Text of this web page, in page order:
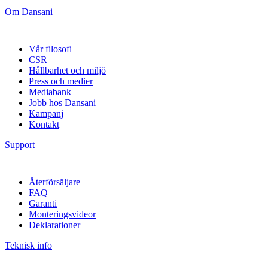
Om Dansani
Vår filosofi
CSR
Hållbarhet och miljö
Press och medier
Mediabank
Jobb hos Dansani
Kampanj
Kontakt
Support
Återförsäljare
FAQ
Garanti
Monteringsvideor
Deklarationer
Teknisk info